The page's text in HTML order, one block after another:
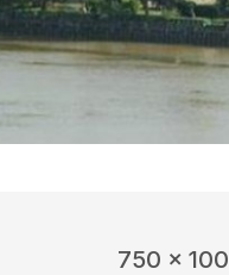
750 x 100